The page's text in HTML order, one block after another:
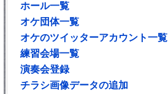
ホール一覧
オケ団体一覧
オケのツイッターアカウント一覧
練習会場一覧
演奏会登録
チラシ画像データの追加